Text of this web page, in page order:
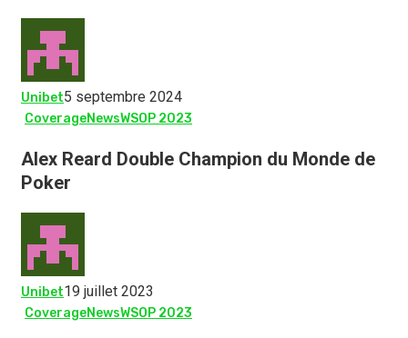
Unibet5 septembre 2024
CoverageNewsWSOP 2023
Alex Reard Double Champion du Monde de
Poker
Unibet19 juillet 2023
CoverageNewsWSOP 2023